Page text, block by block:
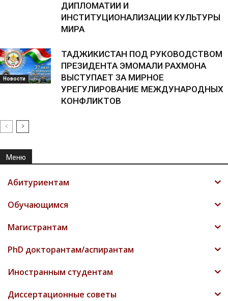
ДИПЛОМАТИИ И
ИНСТИТУЦИОНАЛИЗАЦИИ КУЛЬТУРЫ
МИРА
Новости
ТАДЖИКИСТАН ПОД РУКОВОДСТВОМ
ПРЕЗИДЕНТА ЭМОМАЛИ РАХМОНА
ВЫСТУПАЕТ ЗА МИРНОЕ
УРЕГУЛИРОВАНИЕ МЕЖДУНАРОДНЫХ
КОНФЛИКТОВ
Меню
Абитуриентам
Обучающимся
Магистрантам
PhD докторантам/аспирантам
Иностранным студентам
Диссертационные советы